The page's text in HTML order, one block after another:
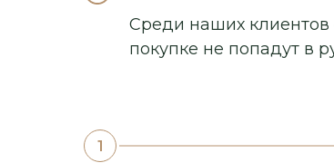
Среди наших клиентов
покупке не попадут в